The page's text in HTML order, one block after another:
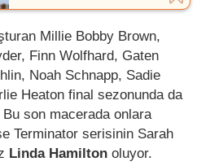
Millie Bobby Brown,
Finn Wolfhard, Gaten
Noah Schnapp, Sadie
Heaton final sezonunda da
son macerada onlara
Terminator serisinin Sarah
Linda Hamilton oluyor.